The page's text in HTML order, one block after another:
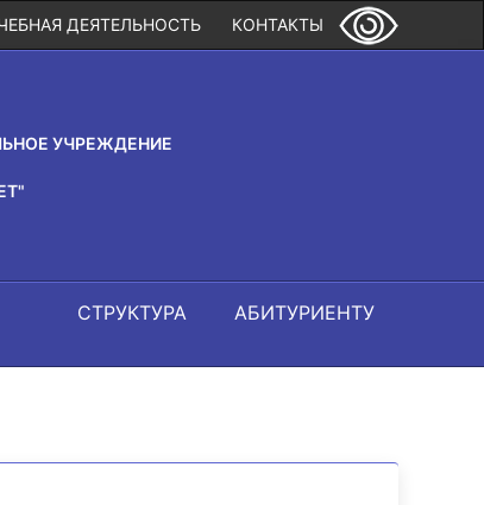
КОНТАКТЫ
ДЕЯТЕЛЬНОСТЬ
УЧРЕЖДЕНИЕ
СТРУКТУРА АБИТУРИЕНТУ